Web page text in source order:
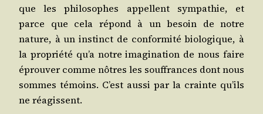
que les phi­lo­sophes appellent sym­pa­thie, et
parce que cela répond à un besoin de notre
nature, à un ins­tinct de confor­mi­té bio­lo­gique, à
la pro­prié­té qu’a notre ima­gi­na­tion de nous faire
éprou­ver comme nôtres les souf­frances dont nous
sommes témoins. C’est aus­si par la crainte qu’ils
ne réagissent.